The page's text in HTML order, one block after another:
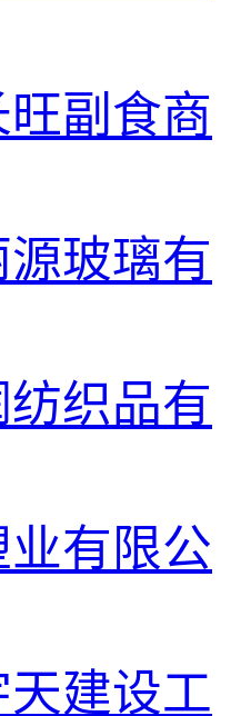
副食商
玻璃有
织品有
有限公
建设工